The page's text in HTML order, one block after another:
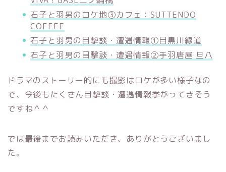
石子と羽男のロケ地③カフェ：SUTTENDO
COFFEE
石子と羽男の目撃談・遭遇情報①目黒川緑道
石子と羽男の目撃談・遭遇情報②手羽唐屋 旦八
ドラマのストーリー的にも撮影はロケが多い様子なの
で、今後もたくさん目撃談・遭遇情報挙がってきそう
ですね＾＾
では最後までお読みいただき、ありがとうございまし
た。